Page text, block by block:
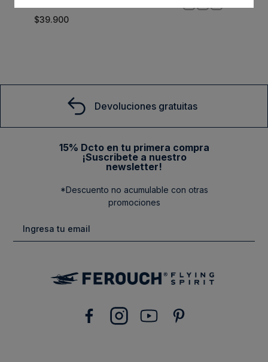
$39.900
Devoluciones gratuitas
15% Dcto en tu primera compra
¡Suscribete a nuestro
newsletter!
*Descuento no acumulable con otras
promociones